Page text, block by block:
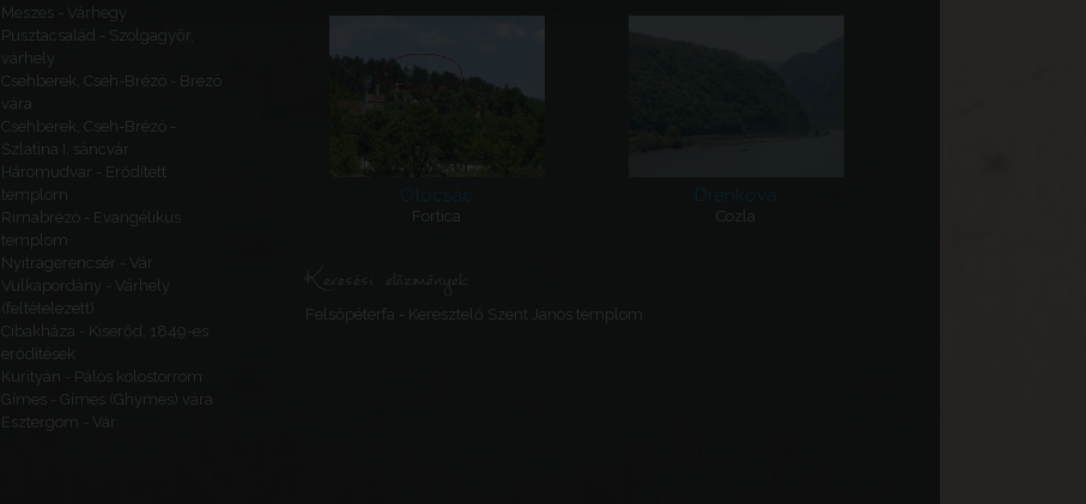
Meszes - Várhegy
Pusztacsalád - Szolgagyőr,
várhely
Csehberek, Cseh-Brézó - Brezó
vára
Csehberek, Cseh-Brézó -
Szlatina I. sáncvár
Háromudvar - Erődített
templom
Rimabrézó - Evangélikus
templom
Nyitragerencsér - Vár
Vulkapordány - Várhely
(feltételezett)
Cibakháza - Kiserőd, 1849-es
erődítések
Kurityán - Pálos kolostorrom
Gímes - Gímes (Ghymes) vára
Esztergom - Vár
Otocsác
Fortica
Drenkova
Cozla
Keresési előzmények
Felsőpéterfa - Keresztelő Szent János templom